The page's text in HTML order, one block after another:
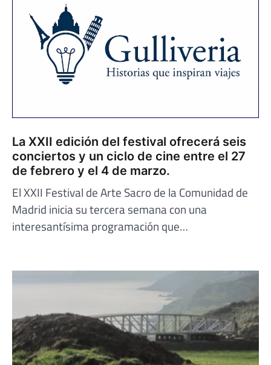
La XXII edición del festival ofrecerá seis
conciertos y un ciclo de cine entre el 27
de febrero y el 4 de marzo.
El XXII Festival de Arte Sacro de la Comunidad de
Madrid inicia su tercera semana con una
interesantísima programación que…